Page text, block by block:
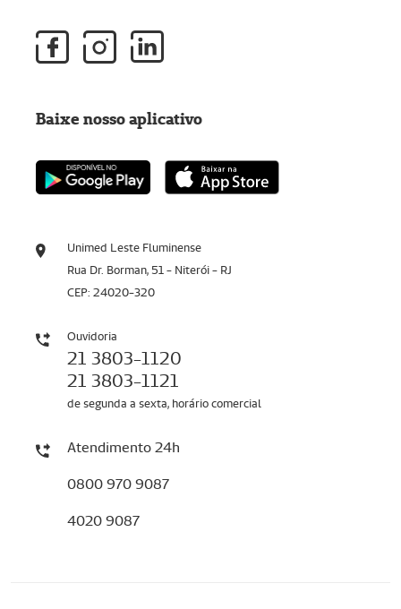
Unimed Leste Fluminense
Rua Dr. Borman, 51 - Niterói - RJ
CEP: 24020-320
Ouvidoria
21 3803-1120
21 3803-1121
de segunda a sexta, horário comercial
Atendimento 24h
0800 970 9087
4020 9087
Baixe nosso aplicativo